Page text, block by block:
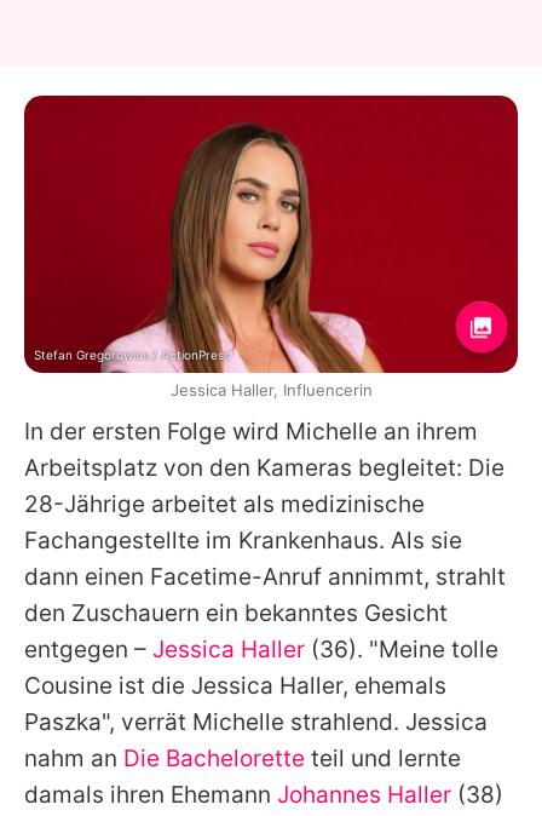
In der ersten Folge wird Michelle an ihrem
Arbeitsplatz von den Kameras begleitet: Die
28-Jährige arbeitet als medizinische
Fachangestellte im Krankenhaus. Als sie
dann einen Facetime-Anruf annimmt, strahlt
den Zuschauern ein bekanntes Gesicht
entgegen – Jessica Haller (36). "Meine tolle
Cousine ist die Jessica Haller, ehemals
Paszka", verrät Michelle strahlend. Jessica
nahm an Die Bachelorette teil und lernte
damals ihren Ehemann Johannes Haller (38)
Stefan Gregorowius / ActionPress
Jessica Haller, Influencerin